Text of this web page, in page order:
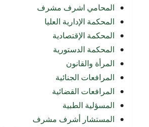
المحامي اشرف مشرف
المحكمة الإدارية العليا
المحكمة الإقتصادية
المحكمة الدستورية
المرأة والقانون
المرافعات الجنائية
المرافعات القضائية
المسؤلية الطبية
المستشار أشرف مشرف